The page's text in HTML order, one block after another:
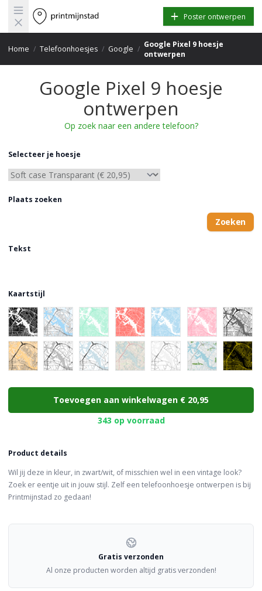
Open main menu Poster ontwerpen
Home / Telefoonhoesjes / Google / Google Pixel 9 hoesje
ontwerpen
Google Pixel 9 hoesje
ontwerpen
Op zoek naar een andere telefoon?
Selecteer je hoesje
Plaats zoeken
Zoeken
Tekst
Kaartstijl
Choose a color
Toevoegen aan winkelwagen € 20,95
343 op voorraad
Product details
Wil jij deze in kleur, in zwart/wit, of misschien wel in een vintage look?
Zoek er eentje uit in jouw stijl. Zelf een telefoonhoesje ontwerpen is bij
Printmijnstad zo gedaan!
Gratis verzonden
Al onze producten worden altijd gratis verzonden!